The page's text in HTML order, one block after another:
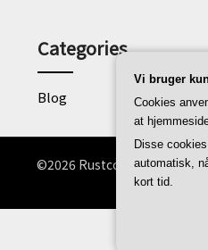
Categories
Blog
©2026 Rustconverter.dk|
WordPress
CVR-
Vi bruger
Cookies
at
Disse
automatisk,
kort tid.